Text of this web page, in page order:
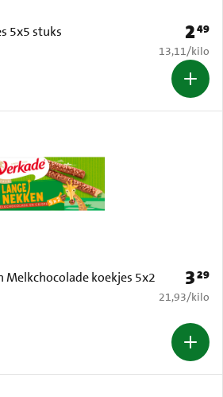
5x5 stuks Prijs:
249
€ 13,11 per
13,11/kilo
Melkchocolade koekjes 5x2
Prijs:
329
€ 21,93 per
21,93/kilo